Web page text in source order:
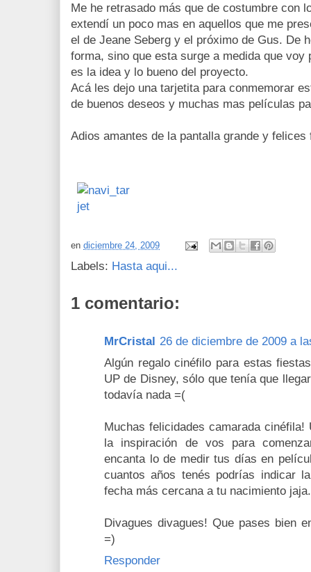
Me he retrasado más que de costumbre con
extendí un poco mas en aquellos que me
el de Jeane Seberg y el próximo de Gus. De
forma, sino que esta surge a medida que voy
es la idea y lo bueno del proyecto.
Acá les dejo una tarjetita para conmemorar
de buenos deseos y muchas mas películas
Adios amantes de la pantalla grande y
en diciembre 24, 2009
Labels: Hasta aqui...
1 comentario:
MrCristal 26 de diciembre de 2009 a
Algún regalo cinéfilo para estas
UP de Disney, sólo que tenía que
todavía nada =(
Muchas felicidades camarada
la inspiración de vos para
encanta lo de medir tus días en
cuantos años tenés podrías indicar
fecha más cercana a tu nacimiento
Divagues divagues! Que pases bien
=)
Responder